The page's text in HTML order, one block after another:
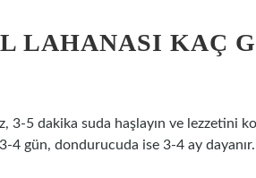
LAHANASI KAÇ
3-5 dakika suda haşlayın ve lezzetini
4 gün, dondurucuda ise 3-4 ay dayanır.